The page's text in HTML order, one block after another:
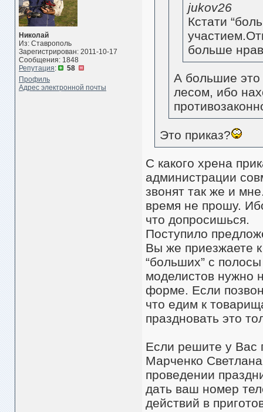
Николай
Из: Ставрополь
Зарегистрирован: 2011-10-17
Сообщения: 1848
Репутация:
58
Профиль
Адрес электронной почты
jukov26
Кстати
больше
А большие это
лесом, ибо
Это приказ?
С какого хрена
администрации
звонят так же и
время не прошу.
что допросишься.
Поступило
Вы же приезжаете
“больших” с
моделистов нужно
форме. Если
что едим к
праздновать это
Если решите у Вас
Марченко
проведении
дать ваш номер
действий в